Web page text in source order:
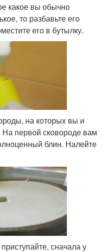
какое вы обычно
то разбавьте его
его в бутылку.
на которых вы и
первой сковороде вам
блин. Налейте
сначала у